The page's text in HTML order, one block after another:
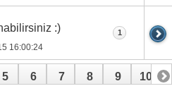
:)
16:00:24
1
5 6 7 8 9 10